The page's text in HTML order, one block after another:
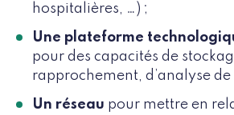
hospitalières, …) ;
Une plateforme
pour des capacités de
rapprochement, d’analyse de
Un réseau pour mettre en